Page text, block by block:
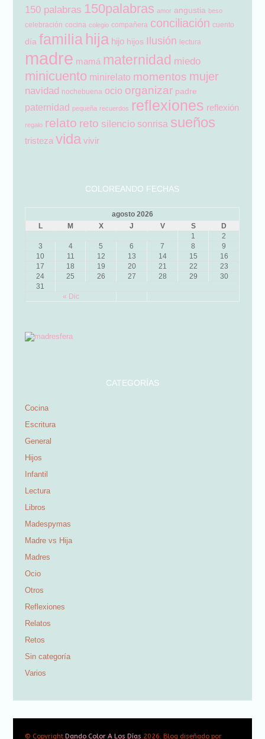
150 palabras 150palabras amor angustia beso
celebración cocina colegio compañera conciliación cuento
día familia hija hijo hijos Ilusión lectura
madre mamá maternidad miedo
minicuento minirelato momentos mujer
navidad nochebuena ocio organizar padre
paternidad pequeña recuerdos reflexiones reflexión
regalo relato reto silencio sonrisa sueños
tristeza vida vivir
COLOREANDO FECHAS
agosto 2026
L
M X J V S D
« Dic
1
2
3
4 5 6 7 8
9
10
11 12 13 14 15
16
17
18 19 20 21 22
23
24
25 26 27 28 29
30
31
CATEGORÍAS
Cocina
Escritura
General
Hijos
Infantil
Lectura
Libros
Madespymas
Madre vs Hija
Madres
Ocio
Otros
Reflexiones
Relatos
Retos
Sin categoría
Varios
© CopyrightDando Color A Los Días 2026. Blog diseñado por